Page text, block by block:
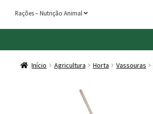
Rações – Nutrição Animal
Início Agricultura Horta Vassouras